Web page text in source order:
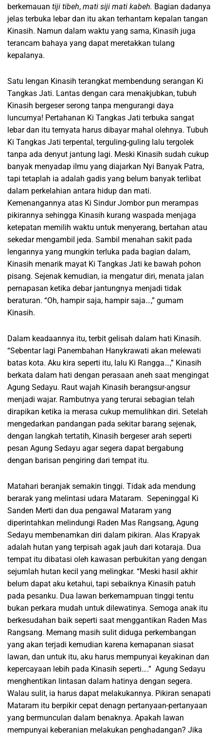
berkemauan tiji tibeh, mati siji mati kabeh. Bagian dadanya
jelas terbuka lebar dan itu akan terhantam kepalan tangan
Kinasih. Namun dalam waktu yang sama, Kinasih juga
terancam bahaya yang dapat meretakkan tulang
kepalanya.
Satu lengan Kinasih terangkat membendung serangan Ki
Tangkas Jati. Lantas dengan cara menakjubkan, tubuh
Kinasih bergeser serong tanpa mengurangi daya
luncurnya! Pertahanan Ki Tangkas Jati terbuka sangat
lebar dan itu ternyata harus dibayar mahal olehnya. Tubuh
Ki Tangkas Jati terpental, terguling-guling lalu tergolek
tanpa ada denyut jantung lagi. Meski Kinasih sudah cukup
banyak menyadap ilmu yang diajarkan Nyi Banyak Patra,
tapi tetaplah ia adalah gadis yang belum banyak terlibat
dalam perkelahian antara hidup dan mati.
Kemenangannya atas Ki Sindur Jombor pun merampas
pikirannya sehingga Kinasih kurang waspada menjaga
ketepatan memilih waktu untuk menyerang, bertahan atau
sekedar mengambil jeda. Sambil menahan sakit pada
lengannya yang mungkin terluka pada bagian dalam,
Kinasih menarik mayat Ki Tangkas Jati ke bawah pohon
pisang. Sejenak kemudian, ia mengatur diri, menata jalan
pernapasan ketika debar jantungnya menjadi tidak
beraturan. “Oh, hampir saja, hampir saja…,” gumam
Kinasih.
Dalam keadaannya itu, terbit gelisah dalam hati Kinasih.
“Sebentar lagi Panembahan Hanykrawati akan melewati
batas kota. Aku kira seperti itu, lalu Ki Rangga…,” Kinasih
berkata dalam hati dengan perasaan aneh saat mengingat
Agung Sedayu. Raut wajah Kinasih berangsur-angsur
menjadi wajar. Rambutnya yang terurai sebagian telah
dirapikan ketika ia merasa cukup memulihkan diri. Setelah
mengedarkan pandangan pada sekitar barang sejenak,
dengan langkah tertatih, Kinasih bergeser arah seperti
pesan Agung Sedayu agar segera dapat bergabung
dengan barisan pengiring dari tempat itu.
Matahari beranjak semakin tinggi. Tidak ada mendung
berarak yang melintasi udara Mataram. Sepeninggal Ki
Sanden Merti dan dua pengawal Mataram yang
diperintahkan melindungi Raden Mas Rangsang, Agung
Sedayu membenamkan diri dalam pikiran. Alas Krapyak
adalah hutan yang terpisah agak jauh dari kotaraja. Dua
tempat itu dibatasi oleh kawasan perbukitan yang dengan
sejumlah hutan kecil yang melingkar. “Meski hasil akhir
belum dapat aku ketahui, tapi sebaiknya Kinasih patuh
pada pesanku. Dua lawan berkemampuan tinggi tentu
bukan perkara mudah untuk dilewatinya. Semoga anak itu
berkesudahan baik seperti saat menggantikan Raden Mas
Rangsang. Memang masih sulit diduga perkembangan
yang akan terjadi kemudian karena kemapanan siasat
lawan, dan untuk itu, aku harus mempunyai keyakinan dan
kepercayaan lebih pada Kinasih seperti….” Agung Sedayu
menghentikan lintasan dalam hatinya dengan segera.
Walau sulit, ia harus dapat melakukannya. Pikiran senapati
Mataram itu berpikir cepat denagn pertanyaan-pertanyaan
yang bermunculan dalam benaknya. Apakah lawan
mempunyai keberanian melakukan penghadangan? Jika